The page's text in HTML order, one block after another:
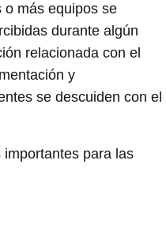
o más equipos se
durante algún
relacionada con el
y
se descuiden con el
para las